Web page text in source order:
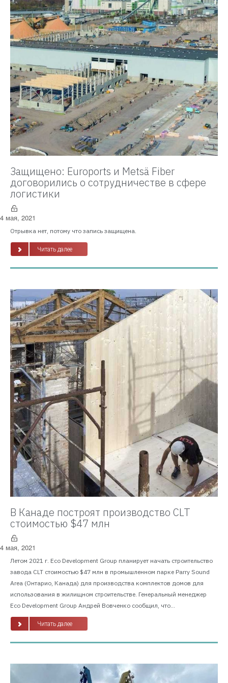
Защищено: Euroports и Metsä Fiber
договорились о сотрудничестве в сфере
логистики
4 мая, 2021
Отрывка нет, потому что запись защищена.
Читать далее
В Канаде построят производство CLT
стоимостью $47 млн
4 мая, 2021
Летом 2021 г. Eco Development Group планирует начать строительство
завода CLT стоимостью $47 млн в промышленном парке Parry Sound
Area (Онтарио, Канада) для производства комплектов домов для
использования в жилищном строительстве. Генеральный менеджер
Eco Development Group Андрей Вовченко сообщил, что...
Читать далее